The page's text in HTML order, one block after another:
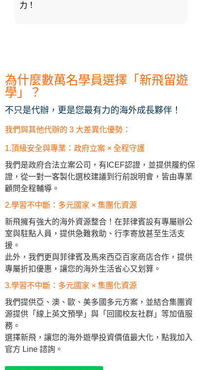
力！
為什麼數萬名學員選擇「新飛留遊
學」？
不只是代辦，更是您最有力的海外成長夥伴！
我們與其他代辦的 3 大差異化優勢：
1.頂級安全與專業：政府立案 × 全程守護
我們是政府合法立案公司，有ICEF認證，並提供履約保
證，從一對一客製化選校建議到行前說明會，皆由專業
顧問全程輔導。
2.學習不中斷：多元國家 × 集團化資源
新飛擁有強大的海外資源整合！在菲律賓設有專屬辦公
室與駐點人員，提供急難救助、行李寄放甚至生活支
援。
此外，我們更與菲律賓及馬來西亞百家商店合作，提供
專屬折扣優惠，讓您的海外生活省心又划算。
3.學習不中斷：多元國家 × 集團化資源
我們提供亞、澳、歐、美多國多元方案，並結合集團資
源提供「線上英文預學」與「回國校友社群」等加值服
務。
選擇新飛，讓您的海外遊學投資價值最大化，點我加入
官方 Line 諮詢。